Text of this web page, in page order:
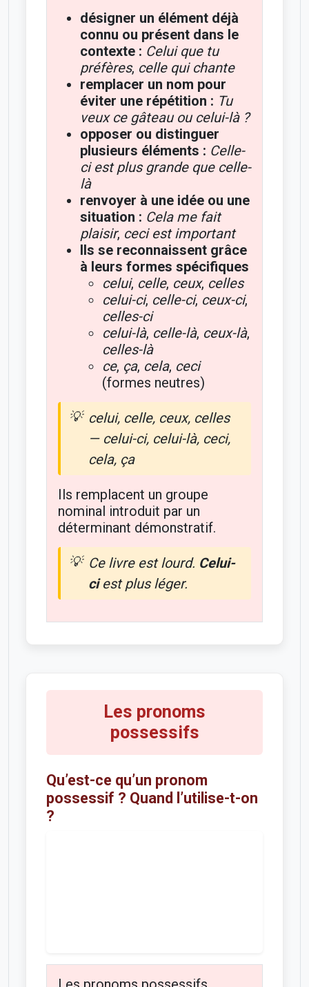
désigner un élément déjà
connu ou présent dans le
contexte : Celui que tu
préfères, celle qui chante
remplacer un nom pour
éviter une répétition : Tu
veux ce gâteau ou celui-là ?
opposer ou distinguer
plusieurs éléments : Celle-
ci est plus grande que celle-
là
renvoyer à une idée ou une
situation : Cela me fait
plaisir, ceci est important
Ils se reconnaissent grâce
à leurs formes spécifiques
celui, celle, ceux, celles
celui-ci, celle-ci, ceux-ci,
celles-ci
celui-là, celle-là, ceux-là,
celles-là
ce, ça, cela, ceci
(formes neutres)
celui, celle, ceux, celles
— celui-ci, celui-là, ceci,
cela, ça
Ils remplacent un groupe
nominal introduit par un
déterminant démonstratif.
Ce livre est lourd. Celui-
ciest plus léger.
Les pronoms
possessifs
Qu’est-ce qu’un pronom
possessif ? Quand l’utilise-t-on
?